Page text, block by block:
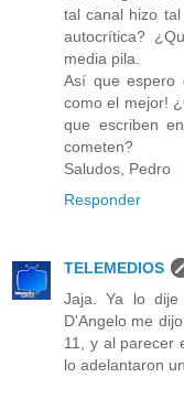
tal canal hizo
autocrítica?
media pila.
Así que espero
como el mejor!
que escriben
cometen?
Saludos, Pedro
Responder
TELEMEDIOS
Jaja. Ya lo
D'Angelo me
11, y al parecer
lo adelantaron